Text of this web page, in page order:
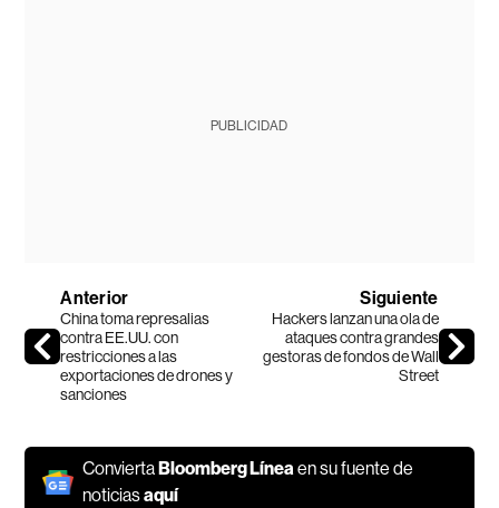
PUBLICIDAD
Anterior
China toma represalias
contra EE.UU. con
restricciones a las
exportaciones de drones y
sanciones
Siguiente
Hackers lanzan una ola de
ataques contra grandes
gestoras de fondos de Wall
Street
ConviertaBloomberg Líneaen su fuente de
noticiasaquí